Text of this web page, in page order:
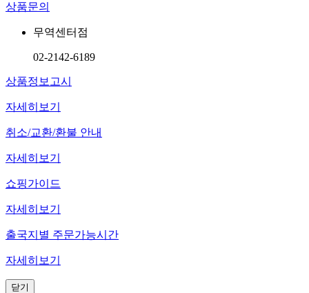
상품문의
무역센터점
02-2142-6189
상품정보고시
자세히보기
취소/교환/환불 안내
자세히보기
쇼핑가이드
자세히보기
출국지별 주문가능시간
자세히보기
닫기